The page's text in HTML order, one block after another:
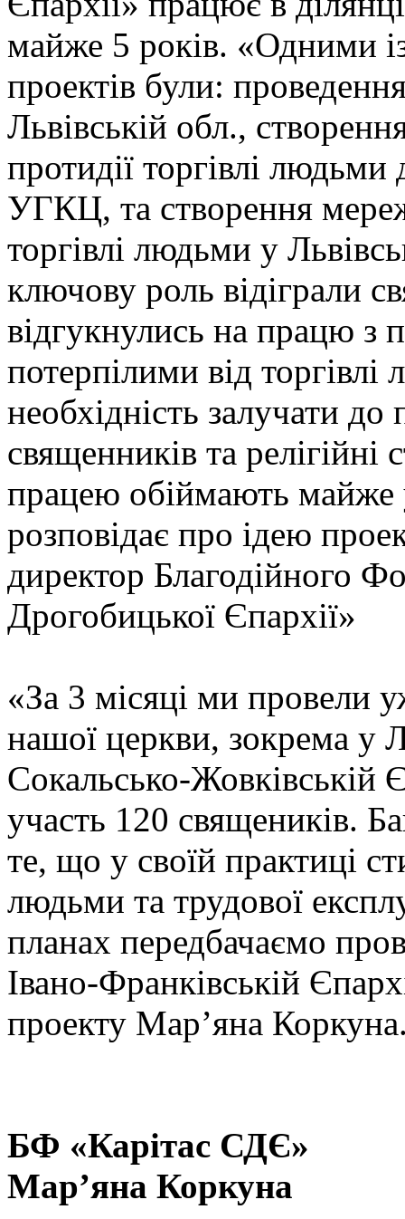
майже 5 років. «Одними
проектів були:
Львівській обл.,
протидії торгівлі
УГКЦ, та створення
торгівлі людьми у
ключову роль відіграли
відгукнулись на працю з
потерпілими від
необхідність залучати до
священників та
працею обіймають майже
розповідає про ідею
директор Благодійного
Дрогобицької Єпархії»
«За 3 місяці ми провели
нашої церкви, зокрема у
Сокальсько-Жовківській
участь 120 священиків.
те, що у своїй практиці
людьми та трудової
планах передбачаємо
Івано-Франківській
проекту Мар’яна
БФ «Карітас СДЄ»
Мар’яна Коркуна